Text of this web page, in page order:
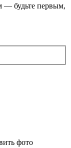
— будьте первым,
фото